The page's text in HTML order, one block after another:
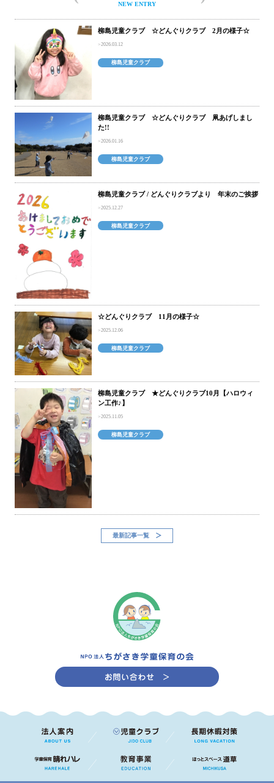
NEW ENTRY
柳島児童クラブ ☆どんぐりクラブ 2月の様子☆
2026.03.12
柳島児童クラブ
柳島児童クラブ ☆どんぐりクラブ 凧あげしまし
た!!
2026.01.16
柳島児童クラブ
柳島児童クラブ / どんぐりクラブより 年末のご挨拶
2025.12.27
柳島児童クラブ
☆どんぐりクラブ 11月の様子☆
2025.12.06
柳島児童クラブ
柳島児童クラブ ★どんぐりクラブ10月【ハロウィ
ン工作♪】
2025.11.05
柳島児童クラブ
最新記事一覧